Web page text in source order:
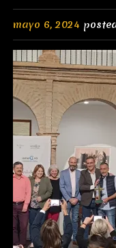
mayo 6, 2024